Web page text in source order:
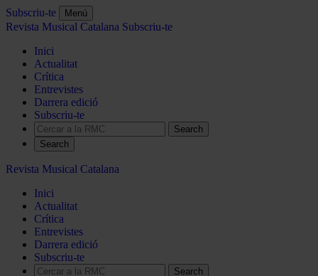
Subscriu-te Menú
Revista Musical Catalana Subscriu-te
Inici
Actualitat
Crítica
Entrevistes
Darrera edició
Subscriu-te
Search
Revista Musical Catalana
Inici
Actualitat
Crítica
Entrevistes
Darrera edició
Subscriu-te